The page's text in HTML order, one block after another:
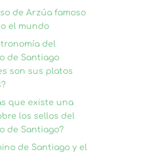
de Arzúa famoso
el mundo
del
de Santiago
son sus platos
que existe una
los sellos del
de Santiago?
de Santiago y el